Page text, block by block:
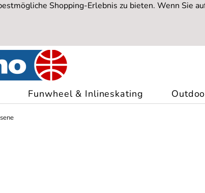
Shopping-Erlebnis zu bieten. Wenn Sie
Funwheel & Inlineskating